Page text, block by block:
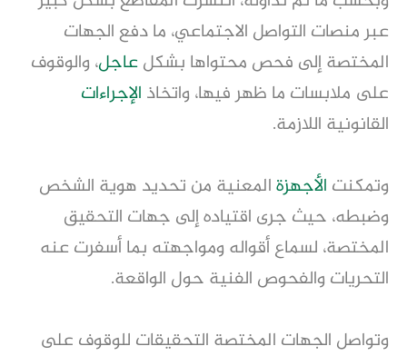
المختصة إلى فحص محتواها بشكل عاجل
على ملابسات ما ظهر فيها، واتخاذ الإجراءات
القانونية اللازمة.
وتمكنت الأجهزة
التحريات والفحوص الفنية حول الواقعة.